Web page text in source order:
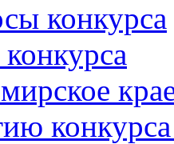
конкурса